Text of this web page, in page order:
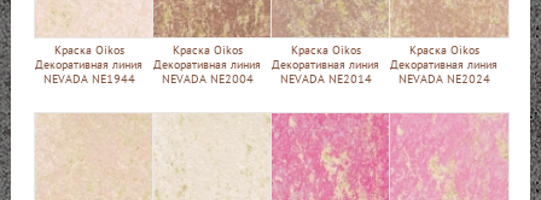
Краска Oikos
Декоративная линия
NEVADA NE1944
Краска Oikos
Декоративная линия
NEVADA NE2004
Краска Oikos
Декоративная линия
NEVADA NE2014
Краска Oikos
Декоративная линия
NEVADA NE2024